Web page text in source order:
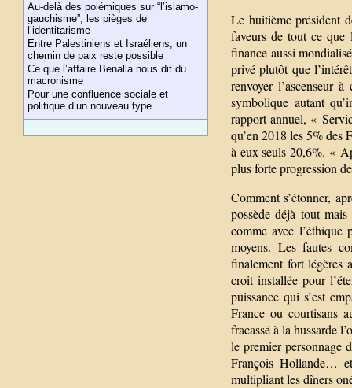
Au-delà des polémiques sur “l’islamo-
gauchisme”, les pièges de
l’identitarisme
Entre Palestiniens et Israéliens, un
chemin de paix reste possible
Ce que l’affaire Benalla nous dit du
macronisme
Pour une confluence sociale et
politique d’un nouveau type
Le huitième président
faveurs de tout ce que
finance aussi
privé plutôt que
renvoyer l’ascenseur
symbolique autant
rapport annuel, «
qu’en 2018 les 5% des
à eux seuls 20,6%. «
plus forte progression
Comment s’étonner,
possède déjà tout
comme avec
moyens. Les fautes
finalement fort légères
croit installée pour
puissance qui s’est
France ou courtisans
fracassé à la hussarde
le premier personnage
François Hollande…
multipliant les dîners